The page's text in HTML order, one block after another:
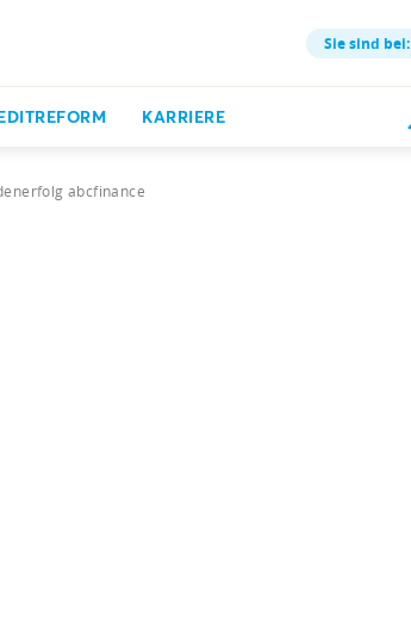
Sie sind bei:
KARRIERE
abcfinance